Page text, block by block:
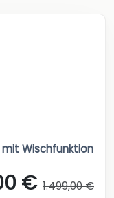
Wischfunktion
€ 1.499,00 €